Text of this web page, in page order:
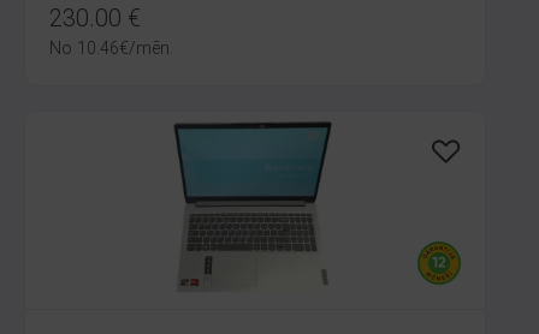
230.00 €
No 10.46€/mēn.